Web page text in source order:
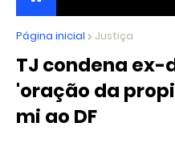
JORNALISMO
CRÍTICO
Página inicial Justiça
TJ condena
'oração da
mi ao DF